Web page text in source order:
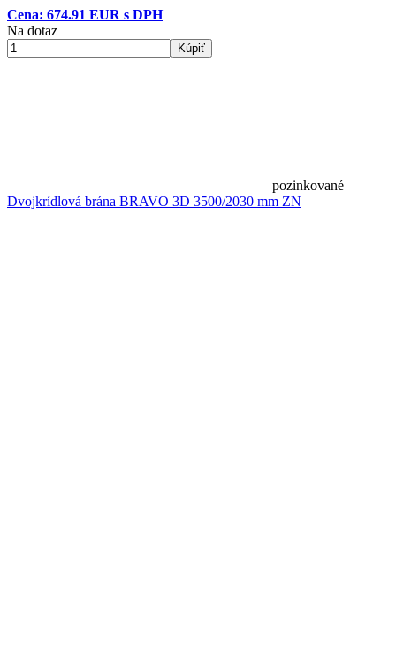
Cena: 674.91 EUR s DPH
Na dotaz
Kúpiť
pozinkované
Dvojkrídlová brána BRAVO 3D 3500/2030 mm ZN